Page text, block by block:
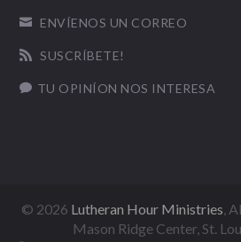
 ENVÍENOS UN CORREO
 SUSCRÍBETE!
 TU OPINÍON NOS INTERESA
© 2026 Lutheran Hour Ministries,
Mason Ridge Center, St.